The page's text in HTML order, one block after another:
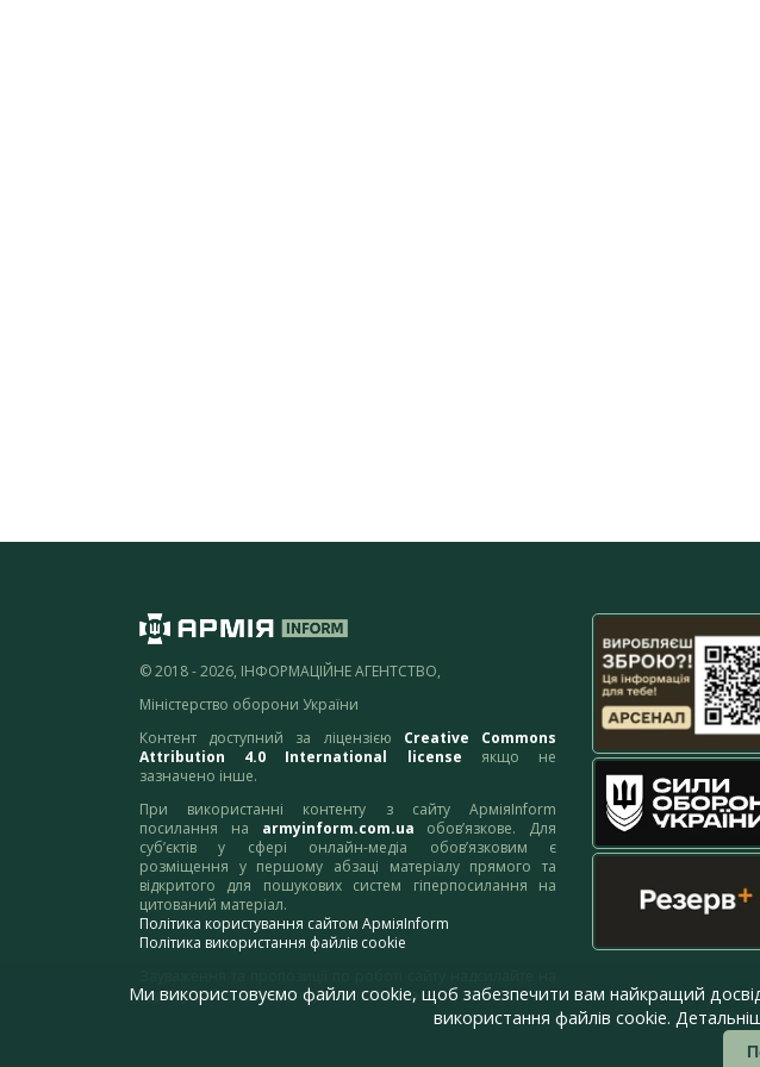
© 2018 - 2026, ІНФОРМАЦІЙНЕ АГЕНТСТВО,
Міністерство оборони України
Контент доступний за ліцензією Creative Commons
Attribution 4.0 International license якщо не
зазначено інше.
При використанні контенту з сайту АрміяInform
посилання на armyinform.com.ua обов’язкове. Для
суб’єктів у сфері онлайн-медіа обов’язковим є
розміщення у першому абзаці матеріалу прямого та
відкритого для пошукових систем гіперпосилання на
цитований матеріал.
Політика користування сайтом АрміяInform
Політика використання файлів cookie
адресу:webmaster@armyinform.com.ua
Ми використовуємо файли cookie, щоб забезпечити вам найкращий
використання файлів cookie.